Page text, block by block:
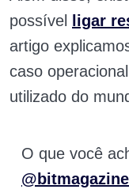
possível
ligar
artigo
caso
utilizado do
O que você